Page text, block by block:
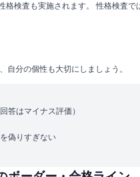
格検査も実施されます。 性格検査
自分の個性も大切にしましょう。
答はマイナス評価）
偽りすぎない